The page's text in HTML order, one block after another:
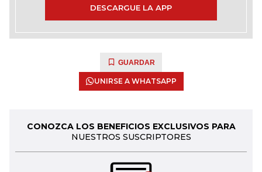
DESCARGUE LA APP
GUARDAR
UNIRSE A WHATSAPP
CONOZCA LOS BENEFICIOS EXCLUSIVOS PARA
NUESTROS SUSCRIPTORES